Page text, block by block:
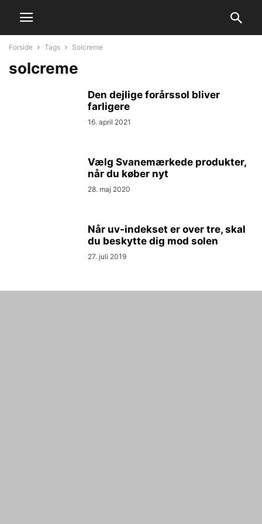
Forside Tags Solcreme
solcreme
Den dejlige forårssol bliver
farligere
16. april 2021
Vælg Svanemærkede produkter,
når du køber nyt
28. maj 2020
Når uv-indekset er over tre, skal
du beskytte dig mod solen
27. juli 2019